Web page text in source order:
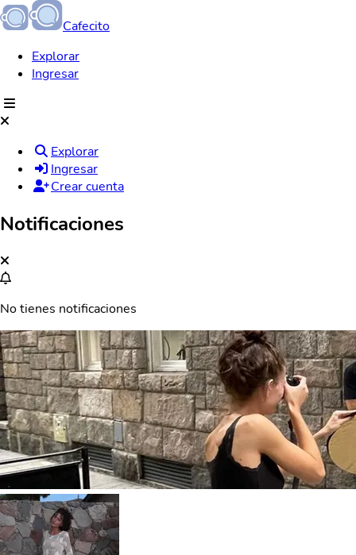
Cafecito
Explorar
Ingresar
Explorar
Ingresar
Crear cuenta
Notificaciones
No tienes notificaciones